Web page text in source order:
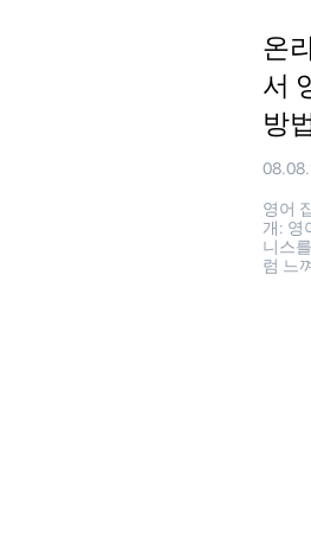
온
서
방
영어
개: 영
니스
럼 느